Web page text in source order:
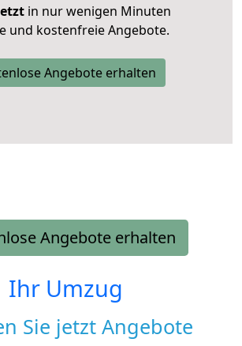
in nur wenigen Minuten
und kostenfreie Angebote.
Angebote erhalten
Angebote erhalten
Ihr Umzug
Sie jetzt Angebote